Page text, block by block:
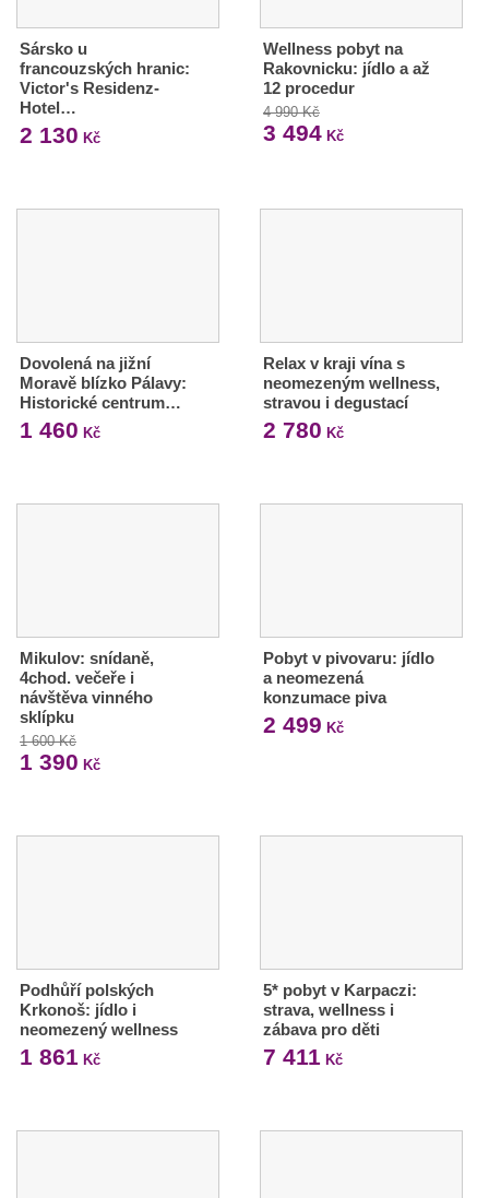
Sársko u
francouzských hranic:
Victor's Residenz-
Hotel…
2 130 Kč
Wellness pobyt na
Rakovnicku: jídlo a až
12 procedur
4 990 Kč
3 494Kč
Dovolená na jižní
Moravě blízko Pálavy:
Historické centrum…
1 460 Kč
Relax v kraji vína s
neomezeným wellness,
stravou i degustací
2 780 Kč
Mikulov: snídaně,
4chod. večeře i
návštěva vinného
sklípku
1 600 Kč
1 390 Kč
Pobyt v pivovaru: jídlo
a neomezená
konzumace piva
2 499 Kč
Podhůří polských
Krkonoš: jídlo i
neomezený wellness
1 861 Kč
5* pobyt v Karpaczi:
strava, wellness i
zábava pro děti
7 411 Kč